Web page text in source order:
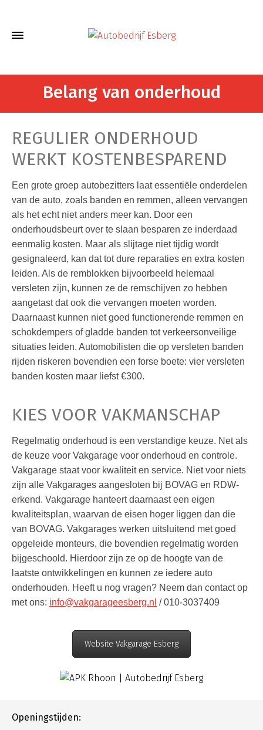
Belang van onderhoud
REGULIER ONDERHOUD
WERKT KOSTENBESPAREND
Een grote groep autobezitters laat essentiële onderdelen
van de auto, zoals banden en remmen, alleen vervangen
als het echt niet anders meer kan. Door een
onderhoudsbeurt over te slaan besparen ze inderdaad
eenmalig kosten. Maar als slijtage niet tijdig wordt
gesignaleerd, kan dat tot dure reparaties en extra kosten
leiden. Als de remblokken bijvoorbeeld helemaal
versleten zijn, kunnen ze de remschijven zo hebben
aangetast dat ook die vervangen moeten worden.
Daarnaast kunnen niet goed functionerende remmen en
schokdempers of gladde banden tot verkeersonveilige
situaties leiden. Automobilisten die op versleten banden
rijden riskeren bovendien een forse boete: vier versleten
banden kosten maar liefst €300.
KIES VOOR VAKMANSCHAP
Regelmatig onderhoud is een verstandige keuze. Net als
de keuze voor Vakgarage voor onderhoud en controle.
Vakgarage staat voor kwaliteit en service. Niet voor niets
zijn alle Vakgarages aangesloten bij BOVAG en RDW-
erkend. Vakgarage hanteert daarnaast een eigen
kwaliteitsplan, waarvan de eisen hoger liggen dan die
van BOVAG. Vakgarages werken uitsluitend met goed
opgeleide monteurs, die bovendien regelmatig worden
bijgeschoold. Hierdoor zijn ze op de hoogte van de
laatste ontwikkelingen en kunnen ze iedere auto
onderhouden. Heeft u nog vragen? Neem dan contact op
met ons: info@vakgarageesberg.nl / 010-3037409
Website Vakgarage Esberg
Openingstijden: